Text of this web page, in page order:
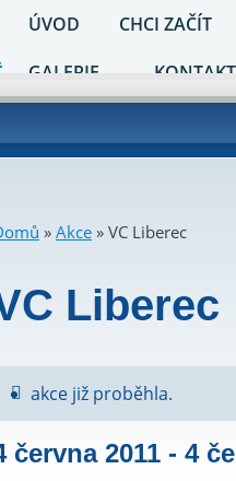
ÚVOD CHCI ZAČÍT
GALERIE
KONTAKT
» Akce » VC Liberec
Liberec
akce již proběhla.
června 2011 - 4